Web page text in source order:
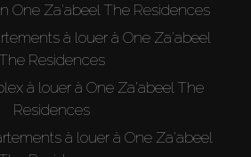
One Za'abeel The Residences
à louer à One Za'abeel
The Residences
à louer à One Za'abeel The
Residences
à louer à One Za'abeel